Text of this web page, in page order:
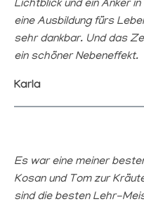
Lichtblick und ein Anker
eine Ausbildung fürs
sehr dankbar. Und das
ein schöner Nebeneffekt.
Karla
Es war eine meiner
Kosan und Tom zur
sind die besten Lehr-